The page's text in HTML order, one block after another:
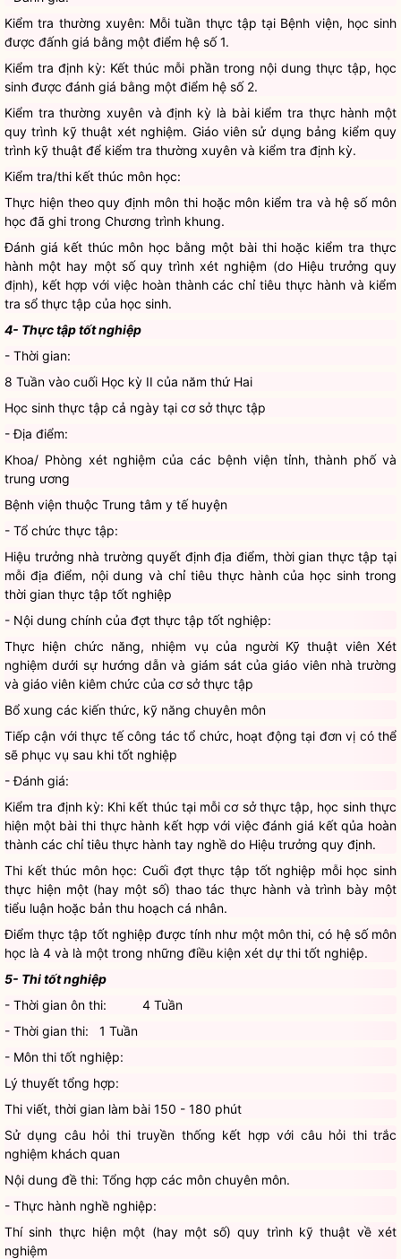
Kiểm tra thường xuyên: Mỗi tuần thực tập tại Bệnh viện, học sinh
được đấnh giá bằng một điểm hệ số 1.
Kiểm tra định kỳ: Kết thúc mỗi phần trong nội dung thực tập, học
sinh được đánh giá bằng một điểm hệ số 2.
Kiểm tra thường xuyên và định kỳ là bài kiểm tra thực hành một
quy trình kỹ thuật xét nghiệm. Giáo viên sử dụng bảng kiểm quy
trình kỹ thuật để kiểm tra thường xuyên và kiểm tra định kỳ.
Kiểm tra/thi kết thúc môn học:
Thực hiện theo quy định môn thi hoặc môn kiểm tra và hệ số môn
học đã ghi trong Chương trình khung.
Đánh giá kết thúc môn học bằng một bài thi hoặc kiểm tra thực
hành một hay một số quy trình xét nghiệm (do Hiệu trưởng quy
định), kết hợp với việc hoàn thành các chỉ tiêu thực hành và kiểm
tra sổ thực tập của học sinh.
4- Thực tập tốt nghiệp
- Thời gian:
8 Tuần vào cuối Học kỳ II của năm thứ Hai
Học sinh thực tập cả ngày tại cơ sở thực tập
- Địa điểm:
Khoa/ Phòng xét nghiệm của các bệnh viện tỉnh, thành phố và
trung ương
Bệnh viện thuộc Trung tâm y tế huyện
- Tổ chức thực tập:
Hiệu trưởng nhà trường quyết định địa điểm, thời gian thực tập tại
mỗi địa điểm, nội dung và chỉ tiêu thực hành của học sinh trong
thời gian thực tập tốt nghiệp
- Nội dung chính của đợt thực tập tốt nghiệp:
Thực hiện chức năng, nhiệm vụ của người Kỹ thuật viên Xét
nghiệm dưới sự hướng dẫn và giám sát của giáo viên nhà trường
và giáo viên kiêm chức của cơ sở thực tập
Bổ xung các kiến thức, kỹ năng chuyên môn
Tiếp cận với thực tế công tác tổ chức, hoạt động tại đơn vị có thể
sẽ phục vụ sau khi tốt nghiệp
- Đánh giá:
Kiểm tra định kỳ: Khi kết thúc tại mỗi cơ sở thực tập, học sinh thực
hiện một bài thi thực hành kết hợp với việc đánh giá kết qủa hoàn
thành các chỉ tiêu thực hành tay nghề do Hiệu trưởng quy định.
Thi kết thúc môn học: Cuối đợt thực tập tốt nghiệp mỗi học sinh
thực hiện một (hay một số) thao tác thực hành và trình bày một
tiểu luận hoặc bản thu hoạch cá nhân.
Điểm thực tập tốt nghiệp được tính như một môn thi, có hệ số môn
học là 4 và là một trong những điều kiện xét dự thi tốt nghiệp.
5- Thi tốt nghiệp
- Thời gian ôn thi: 4 Tuần
- Thời gian thi: 1 Tuần
- Môn thi tốt nghiệp:
Lý thuyết tổng hợp:
Thi viết, thời gian làm bài 150 - 180 phút
Sử dụng câu hỏi thi truyền thống kết hợp với câu hỏi thi trắc
nghiệm khách quan
Nội dung đề thi: Tổng hợp các môn chuyên môn.
- Thực hành nghề nghiệp:
Thí sinh thực hiện một (hay một số) quy trình kỹ thuật về xét
nghiệm